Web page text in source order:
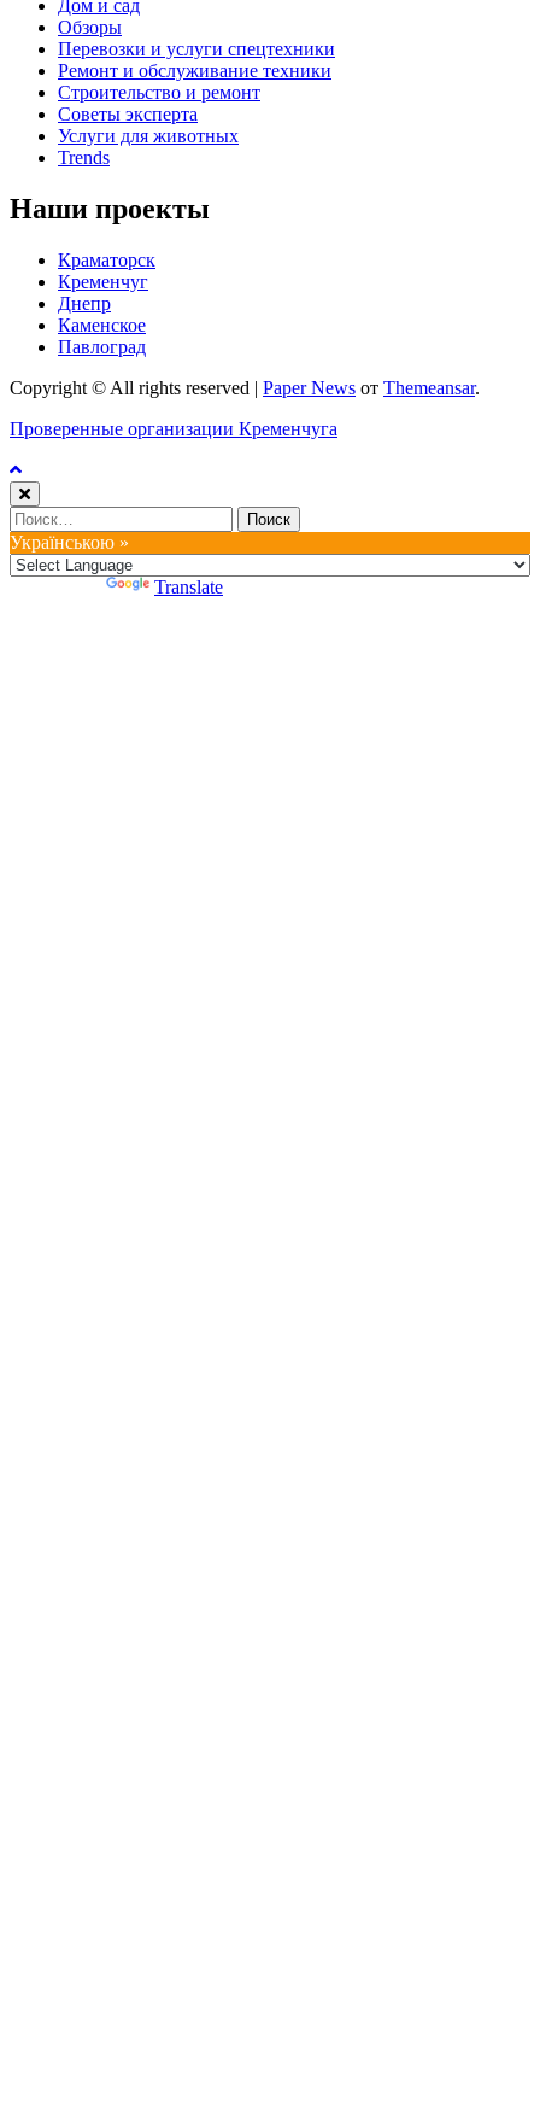
Дом и сад
Обзоры
Перевозки и услуги спецтехники
Ремонт и обслуживание техники
Строительство и ремонт
Советы эксперта
Услуги для животных
Trends
Наши проекты
Краматорск
Кременчуг
Днепр
Каменское
Павлоград
Copyright © All rights reserved | Paper News от Themeansar.
Проверенные организации Кременчуга
Найти:
Українською »
Translate